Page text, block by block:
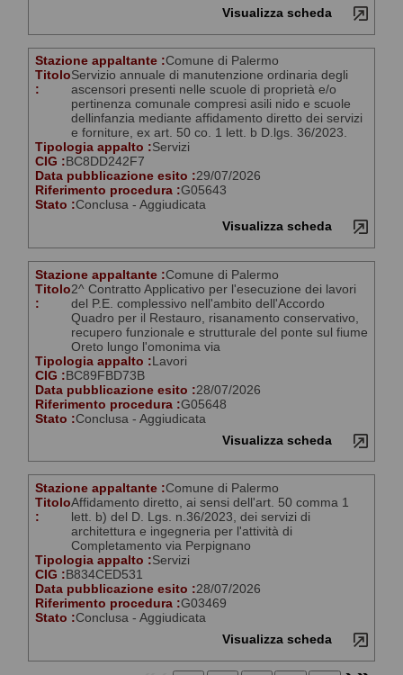
Visualizza scheda
Stazione appaltante :Comune di Palermo
Titolo
:
Servizio annuale di manutenzione ordinaria degli
ascensori presenti nelle scuole di proprietà e/o
pertinenza comunale compresi asili nido e scuole
dellinfanzia mediante affidamento diretto dei servizi
e forniture, ex art. 50 co. 1 lett. b D.lgs. 36/2023.
Tipologia appalto :Servizi
CIG : BC8DD242F7
Data pubblicazione esito :29/07/2026
Riferimento procedura :G05643
Stato :Conclusa - Aggiudicata
Visualizza scheda
Stazione appaltante :Comune di Palermo
Titolo
:
2^ Contratto Applicativo per l'esecuzione dei lavori
del P.E. complessivo nell'ambito dell'Accordo
Quadro per il Restauro, risanamento conservativo,
recupero funzionale e strutturale del ponte sul fiume
Oreto lungo l'omonima via
Tipologia appalto :Lavori
CIG :BC89FBD73B
Data pubblicazione esito :28/07/2026
Riferimento procedura :G05648
Stato :Conclusa - Aggiudicata
Visualizza scheda
Stazione appaltante :Comune di Palermo
Titolo
:
Affidamento diretto, ai sensi dell'art. 50 comma 1
lett. b) del D. Lgs. n.36/2023, dei servizi di
architettura e ingegneria per l'attività di
Completamento via Perpignano
Tipologia appalto :Servizi
CIG : B834CED531
Data pubblicazione esito :28/07/2026
Riferimento procedura :G03469
Stato :Conclusa - Aggiudicata
Visualizza scheda